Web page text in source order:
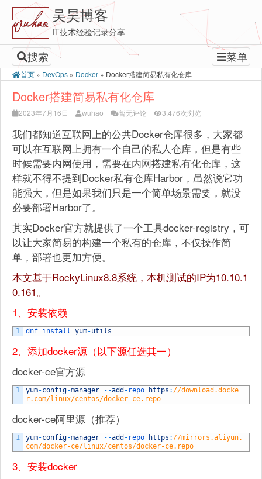
吴昊博客
IT技术经验记录分享
搜索 菜单
首页 » DevOps » Docker » Docker搭建简易私有化仓库
Docker搭建简易私有化仓库
2023年7月16日 wuhao 暂无评论 3,476次浏览
我们都知道互联网上的公共Docker仓库很多，大家都
可以在互联网上拥有一个自己的私人仓库，但是有些
时候需要内网使用，需要在内网搭建私有化仓库，这
样就不得不提到Docker私有仓库Harbor，虽然说它功
能强大，但是如果我们只是一个简单场景需要，就没
必要部署Harbor了。
其实Docker官方就提供了一个工具docker-registry，可
以让大家简易的构建一个私有的仓库，不仅操作简
单，部署也更加方便。
本文基于RockyLinux8.8系统，本机测试的IP为10.10.1
0.161。
1、安装依赖
1 dnf install yum-utils
2、添加docker源（以下源任选其一）
docker-ce官方源
1 yum-config-manager --add - repo https : //download.docke
r.com/linux/centos/docker-ce.repo
docker-ce阿里源（推荐）
1 yum-config-manager --add - repo https : //mirrors.aliyun.
com/docker-ce/linux/centos/docker-ce.repo
3、安装docker